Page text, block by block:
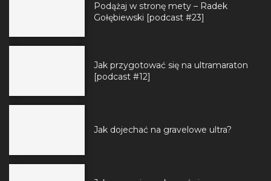
Podążaj w stronę mety – Radek
Gołębiewski [podcast #23]
Jak przygotować się na ultramaraton
[podcast #12]
Jak dojechać na gravelowe ultra?